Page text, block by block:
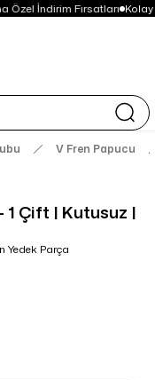
Özel İndirim Fırsatları Kolay
V Fren Papucu
1 Çift | Kutusuz |
Yedek Parça